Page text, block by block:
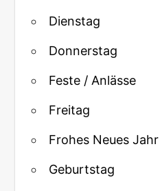
Dienstag
Donnerstag
Feste / Anlässe
Freitag
Frohes Neues Jahr
Geburtstag